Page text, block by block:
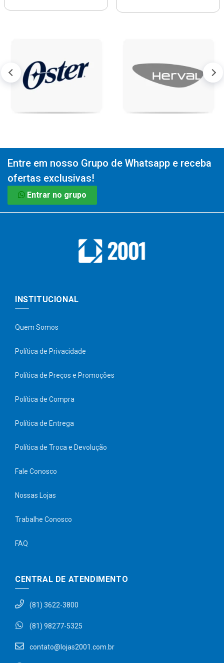
Entre em nosso Grupo de Whatsapp e receba
ofertas exclusivas!
Entrar no grupo
INSTITUCIONAL
Quem Somos
Política de Privacidade
Política de Preços e Promoções
Política de Compra
Política de Entrega
Política de Troca e Devolução
Fale Conosco
Nossas Lojas
Trabalhe Conosco
FAQ
CENTRAL DE ATENDIMENTO
(81) 3622-3800
(81) 98277-5325
contato@lojas2001.com.br